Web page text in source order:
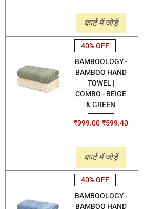
कार्ट में जोड़ें
40% OFF
BAMBOOLOGY -
BAMBOO HAND
TOWEL |
COMBO - BEIGE
& GREEN
नियमित मूल्य
₹999.00 बिक्री मूल्य
₹599.40
कार्ट में जोड़ें
40% OFF
BAMBOOLOGY -
BAMBOO HAND